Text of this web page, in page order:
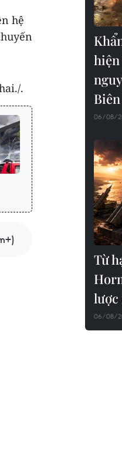
hệ
.
06/08/
Từ
lược
06/08/